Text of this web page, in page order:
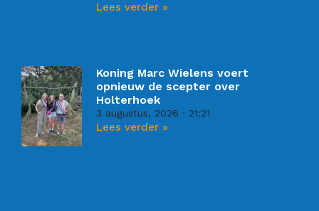
Lees verder »
Koning Marc Wielens voert
opnieuw de scepter over
Holterhoek
3 augustus, 2026 21:21
Lees verder »